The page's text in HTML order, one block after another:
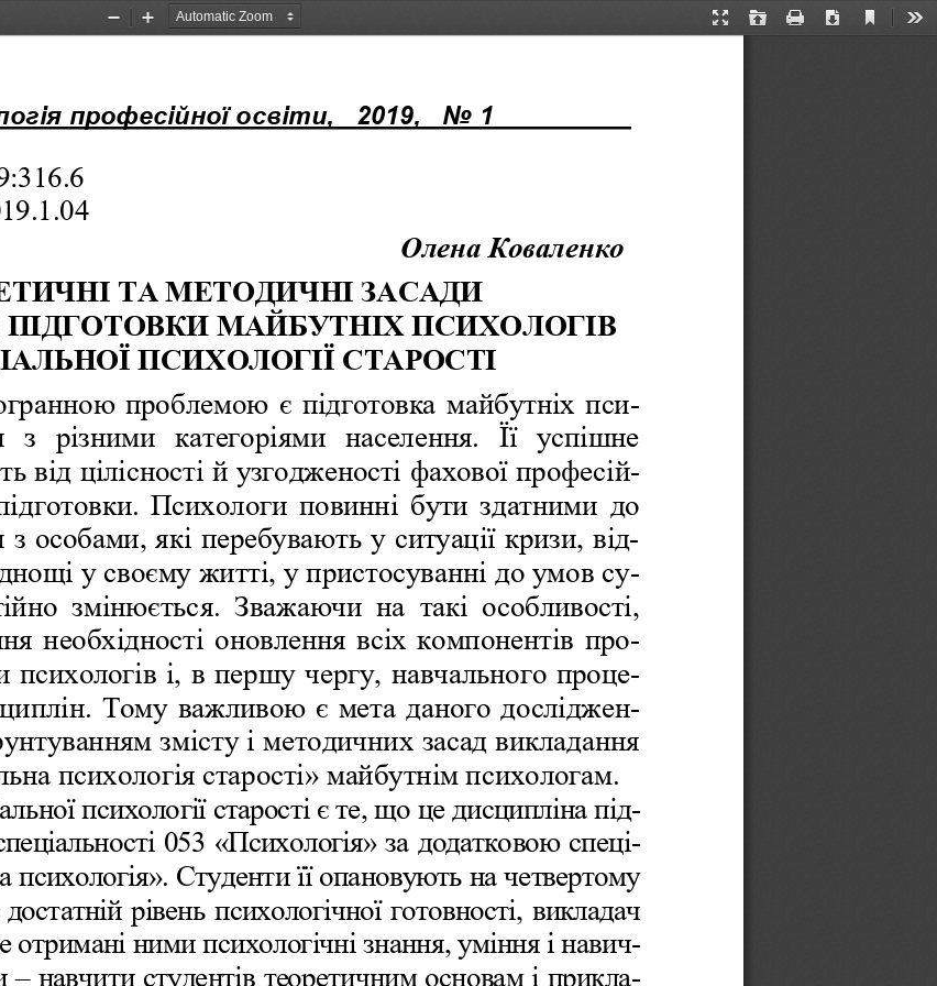
Presentation
Open Print Download
Current
Zoom
Zoom
професійної освіти,   2019,   No 1
Олена Коваленко
ТА МЕТОДИЧНІ ЗАСАДИ
МАЙБУТНІХ ПСИХОЛОГІВ
ПСИХОЛОГІЇ СТАРОСТІ
проблемою є підготовка майбутніх пси-
з  різними  категоріями  населення.  Її  успішне
від цілісності й узгодженості фахової професій-
Психологи повинні бути здатними до
особами, які перебувають у ситуації кризи, від-
у своєму житті, у пристосуванні до умов су-
змінюється.  Зважаючи  на  такі  особливості,
необхідності оновлення всіх компонентів про-
психологів і, в першу чергу, навчального проце-
Тому важливою є мета даного досліджен-
змісту і методичних засад викладання
психологія старості» майбутнім психологам.
психології старості є те, що це дисципліна під-
053 «Психологія» за додатковою спеці-
психологія». Студенти її опановують на четвертому
рівень психологічної готовності, викладач
отримані ними психологічні знання, уміння і навич-
навчити студентів теоретичним основам і прикла-